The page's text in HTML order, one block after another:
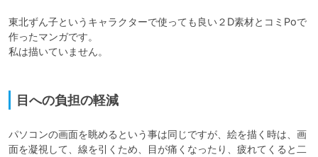
東北ずん子というキャラクターで使っても良い２D素材とコミPoで
作ったマンガです。
私は描いていません。
目への負担の軽減
パソコンの画面を眺めるという事は同じですが、絵を描く時は、画
面を凝視して、線を引くため、目が痛くなったり、疲れてくると二